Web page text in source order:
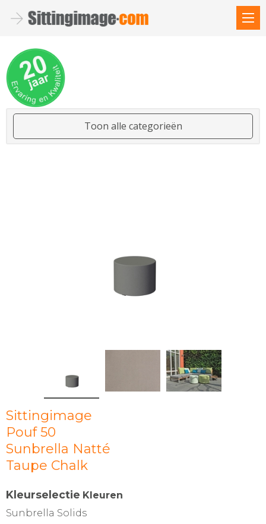
Toon alle categorieën
Sittingimage
Pouf 50
Sunbrella Natté
Taupe Chalk
Kleurselectie
Sunbrella Solids
Kleuren